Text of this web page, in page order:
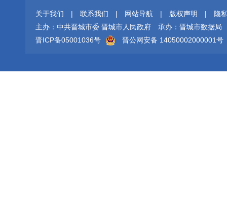
关于我们 | 联系我们 | 网站导航 | 版权声明 |
隐
主办：中共晋城市委 晋城市人民政府
承办：晋城市数据局
晋ICP备05001036号
晋公网安备 14050002000001号